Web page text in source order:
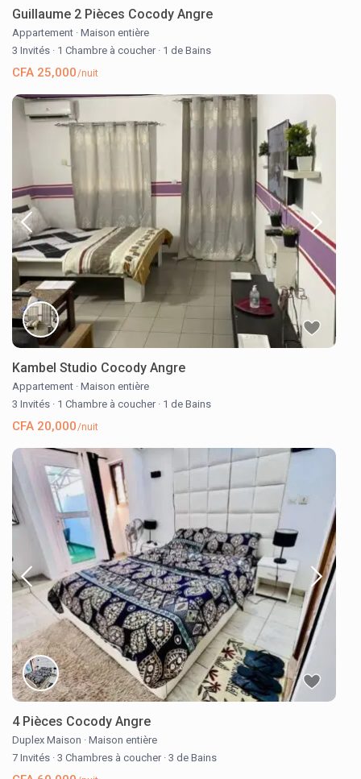
Guillaume 2 Pièces Cocody Angre
Appartement · Maison entière
3 Invités · 1 Chambre à coucher · 1 de Bains
CFA 25,000/nuit
Kambel Studio Cocody Angre
Appartement · Maison entière
3 Invités · 1 Chambre à coucher · 1 de Bains
CFA 20,000/nuit
4 Pièces Cocody Angre
Duplex Maison · Maison entière
7 Invités · 3 Chambres à coucher · 3 de Bains